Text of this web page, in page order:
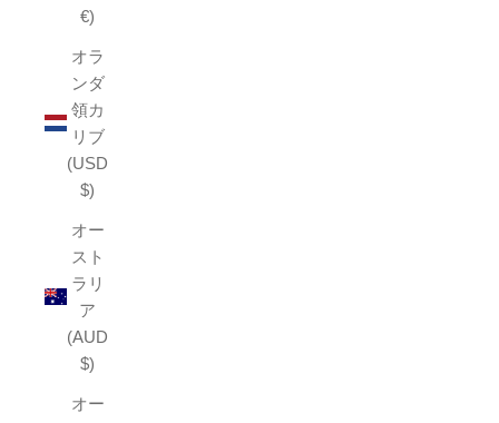
€)
オラ
ンダ
領カ
リブ
(USD
$)
オー
スト
ラリ
ア
(AUD
$)
オー